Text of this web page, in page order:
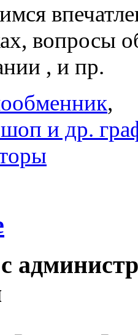
вопросы
, и пр.
,
и др.